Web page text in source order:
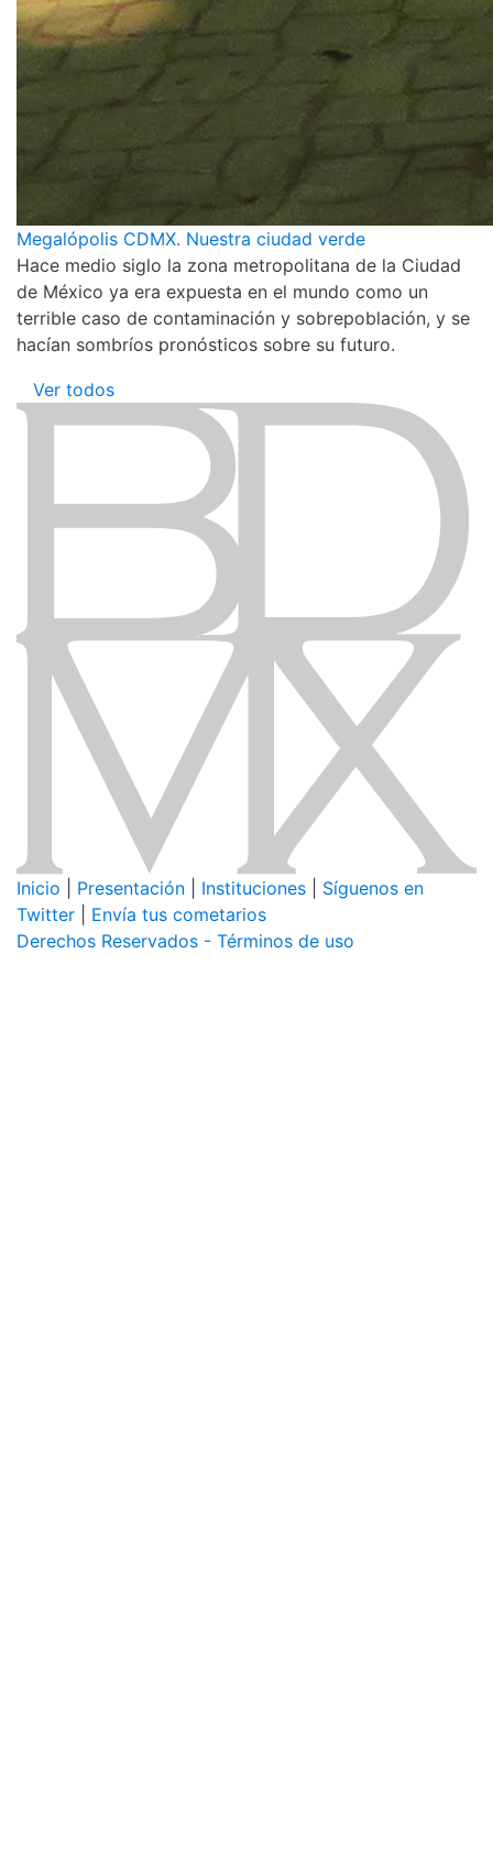
Megalópolis CDMX. Nuestra ciudad verde
Hace medio siglo la zona metropolitana de la Ciudad
de México ya era expuesta en el mundo como un
terrible caso de contaminación y sobrepoblación, y se
hacían sombríos pronósticos sobre su futuro.
Ver todos
Inicio Presentación Instituciones
Síguenos en
Twitter
Envía tus cometarios
Derechos Reservados - Términos de uso